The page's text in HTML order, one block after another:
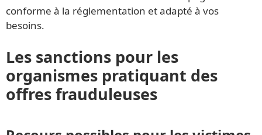
conforme à la réglementation et adapté à vos
besoins.
Les sanctions pour les
organismes pratiquant des
offres frauduleuses